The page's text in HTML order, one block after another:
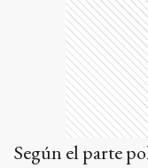
Según el parte